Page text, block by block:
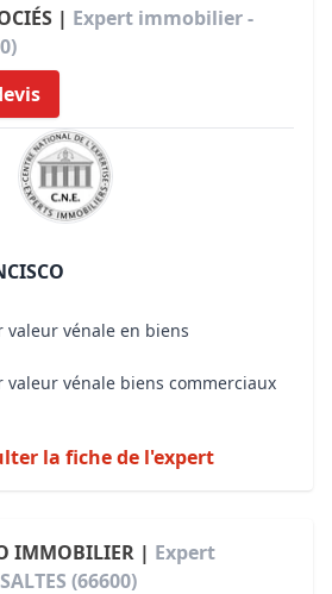
| Expert immobilier -
vénale en biens
valeur vénale biens commerciaux
la fiche de l'expert
IMMOBILIER | Expert
(66600)